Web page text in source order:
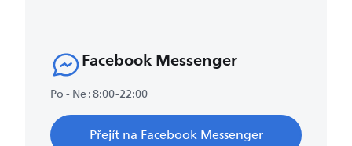
Facebook Messenger
Po - Ne : 8:00-22:00
Přejít na Facebook Messenger